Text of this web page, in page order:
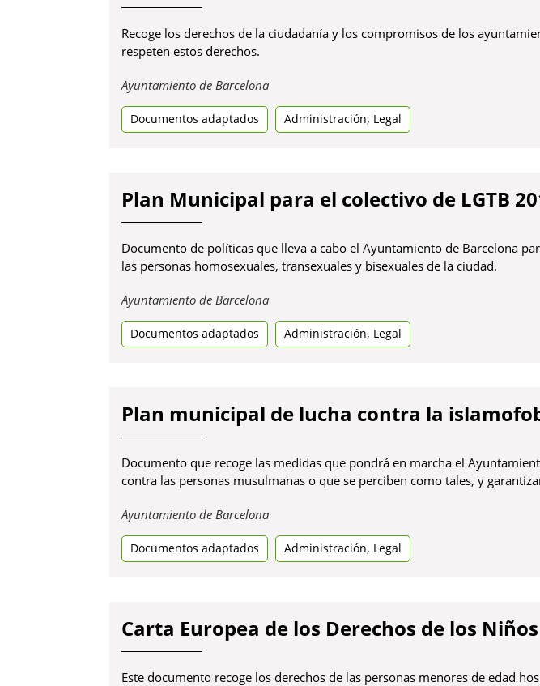
Recoge los derechos de la ciudadanía y los compromisos de los
respeten estos derechos.
Ayuntamiento de BarcelonaObre
en
una
pestanya
Documentos adaptados Administración, Legal
Plan Municipal para el colectivo de LGTB
Documento de políticas que lleva a cabo el Ayuntamiento de Barcelona
las personas homosexuales, transexuales y bisexuales de la ciudad.
Ayuntamiento de BarcelonaObre
en
una
pestanya
Documentos adaptados Administración, Legal
Plan municipal de lucha contra la
Documento que recoge las medidas que pondrá en marcha el
contra las personas musulmanas o que se perciben como tales, y
Ayuntamiento de BarcelonaObre
en
una
pestanya
Documentos adaptados Administración, Legal
Carta Europea de los Derechos de los
Este documento recoge los derechos de las personas menores de edad